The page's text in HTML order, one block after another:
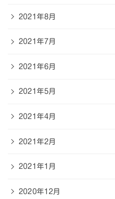
2021年8月
2021年7月
2021年6月
2021年5月
2021年4月
2021年2月
2021年1月
2020年12月